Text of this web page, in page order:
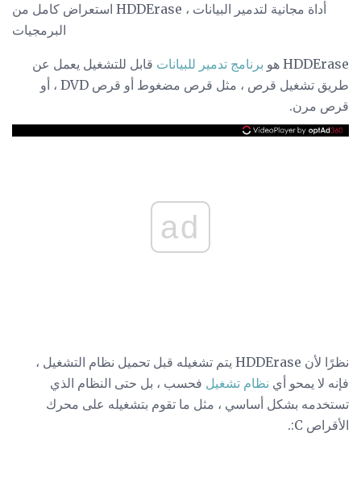
استعراض كامل من HDDErase ، أداة مجانية لتدمير البيانات
البرمجيات
HDDErase هو برنامج تدمير للبيانات قابل للتشغيل يعمل عن
طريق تشغيل قرص ، مثل قرص مضغوط أو قرص DVD ، أو
قرص مرن.
ad
نظرًا لأن HDDErase يتم تشغيله قبل تحميل نظام التشغيل ،
فإنه لا يمحو أي نظام تشغيل فحسب ، بل حتى النظام الذي
تستخدمه بشكل أساسي ، مثل ما تقوم بتشغيله على محرك
الأقراص C:.